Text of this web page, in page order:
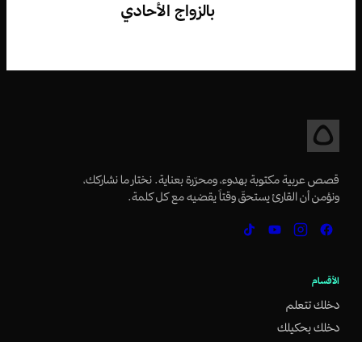
بالزواج الأحادي
قصص عربية مكتوبة بهدوء، ومحرّرة بعناية. نختار ما نشاركك،
ونؤمن أن القارئ يستحقّ وقتاً يقضيه مع كل كلمة.
الأقسام
دخلك تتعلم
دخلك بحكيلك